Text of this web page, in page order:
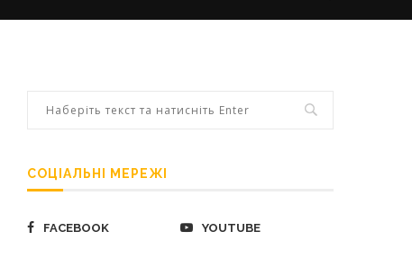
СОЦІАЛЬНІ МЕРЕЖІ
FACEBOOK YOUTUBE